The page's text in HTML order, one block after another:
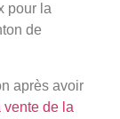
pour la
de
après avoir
vente de la